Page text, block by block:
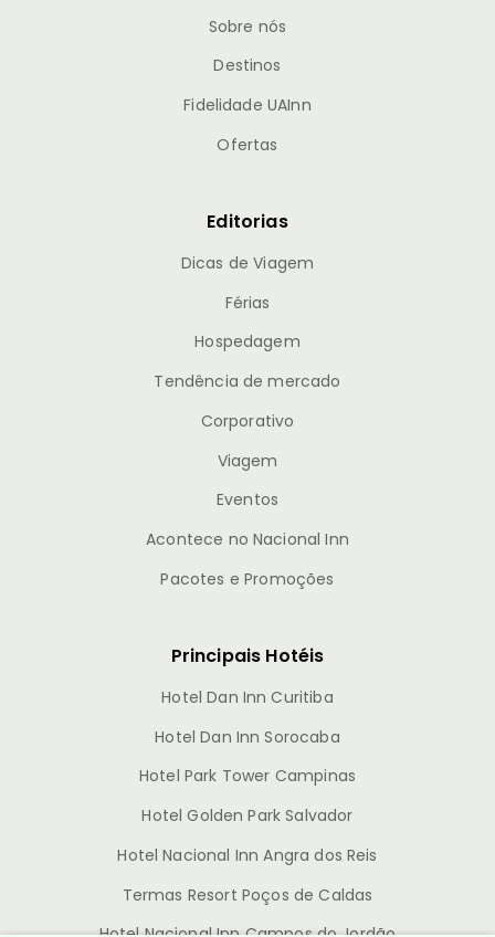
Sobre nós
Destinos
Fidelidade UAInn
Ofertas
Editorias
Dicas de Viagem
Férias
Hospedagem
Tendência de mercado
Corporativo
Viagem
Eventos
Acontece no Nacional Inn
Pacotes e Promoções
Principais Hotéis
Hotel Dan Inn Curitiba
Hotel Dan Inn Sorocaba
Hotel Park Tower Campinas
Hotel Golden Park Salvador
Hotel Nacional Inn Angra dos Reis
Termas Resort Poços de Caldas